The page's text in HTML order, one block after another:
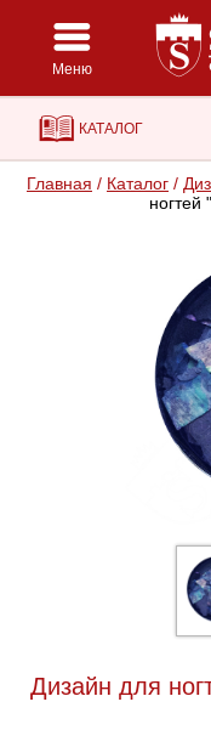
Меню
КАТАЛОГ
Главная / Каталог /
Дизайн для